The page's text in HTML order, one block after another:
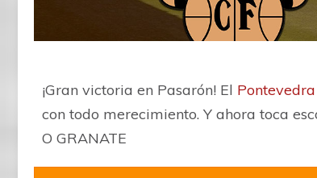
¡Gran victoria en Pasarón! El Pontevedra
con todo merecimiento. Y ahora toca
O GRANATE